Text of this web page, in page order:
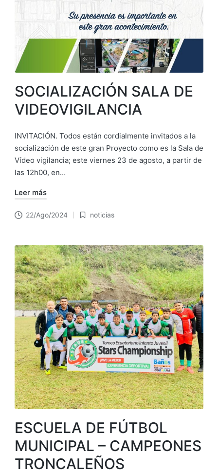
SOCIALIZACIÓN SALA DE
VIDEOVIGILANCIA
INVITACIÓN. Todos están cordialmente invitados a la
socialización de este gran Proyecto como es la Sala de
Vídeo vigilancia; este viernes 23 de agosto, a partir de
las 12h00, en…
Leer más
22/Ago/2024
Publicado
noticias
ESCUELA DE FÚTBOL
MUNICIPAL – CAMPEONES
TRONCALEÑOS